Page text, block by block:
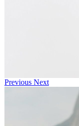
Previous Next